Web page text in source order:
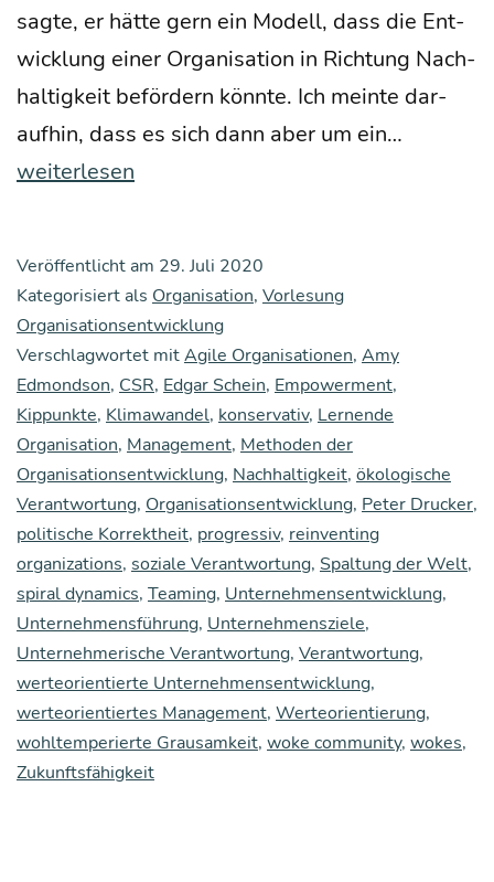
sag­te, er hät­te gern ein Modell, dass die Ent­
wick­lung einer Orga­ni­sa­ti­on in Rich­tung Nach­
hal­tig­keit beför­dern könn­te. Ich mein­te dar­
auf­hin, dass es sich dann aber um ein…
ti­
ons­
wick­
Wie
fen
weiterlesen
Veröffentlicht am 29. Juli 2020
Kategorisiert als Organisation, Vorlesung
Organisationsentwicklung
Verschlagwortet mitAgile Organisationen, Amy
Edmondson, CSR, Edgar Schein, Empowerment,
Kippunkte, Klimawandel, konservativ, Lernende
Organisation, Management, Methoden der
Organisationsentwicklung, Nachhaltigkeit, ökologische
Verantwortung, Organisationsentwicklung, Peter Drucker,
politische Korrektheit, progressiv, reinventing
organizations, soziale Verantwortung, Spaltung der Welt,
spiral dynamics, Teaming, Unternehmensentwicklung,
Unternehmensführung, Unternehmensziele,
Unternehmerische Verantwortung, Verantwortung,
werteorientierte Unternehmensentwicklung,
werteorientiertes Management, Werteorientierung,
wohltemperierte Grausamkeit, woke community, wokes,
Zukunftsfähigkeit